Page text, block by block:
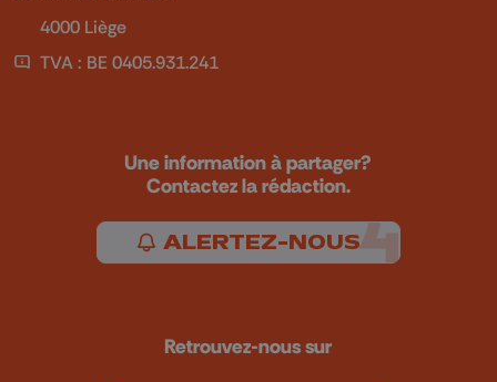
4000 Liège
TVA : BE 0405.931.241
Une information à partager?
Contactez la rédaction.
ALERTEZ-NOUS
Retrouvez-nous sur